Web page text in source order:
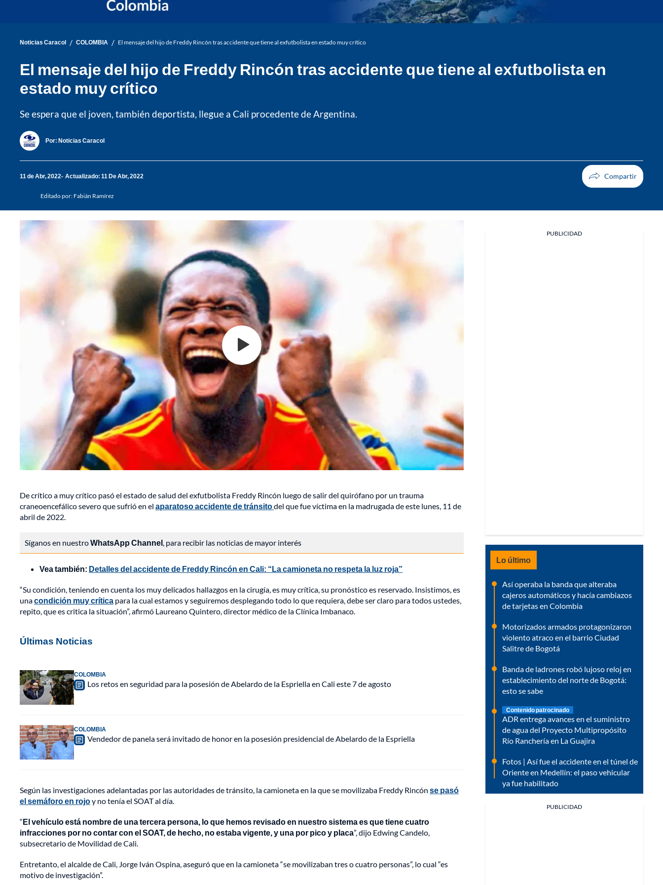
Noticias Caracol / COLOMBIA / El mensaje del hijo de Freddy Rincón tras accidente que tiene al exfutbolista en estado muy crítico
El mensaje del hijo de Freddy Rincón tras accidente que tiene al exfutbolista en
estado muy crítico
Se espera que el joven, también deportista, llegue a Cali procedente de Argentina.
Por: Noticias Caracol
11 de Abr, 2022 Actualizado: 11 De Abr, 2022
Editado por: Fabián Ramírez
De crítico a muy crítico pasó el estado de salud del exfutbolista Freddy Rincón luego de salir del quirófano por un trauma
craneoencefálico severo que sufrió en el aparatoso accidente de tránsitodel que fue víctima en la madrugada de este lunes, 11 de
abril de 2022.
Síganos en nuestroWhatsApp Channel, para recibir las noticias de mayor interés
Vea también: Detalles del accidente de Freddy Rincón en Cali: “La camioneta no respeta la luz roja”
“Su condición, teniendo en cuenta los muy delicados hallazgos en la cirugía, es muy crítica, su pronóstico es reservado. Insistimos, es
unacondición muy crítica para la cual estamos y seguiremos desplegando todo lo que requiera, debe ser claro para todos ustedes,
repito, que es critica la situación”, afirmó Laureano Quintero, director médico de la Clínica Imbanaco.
Últimas Noticias
COLOMBIA
Los retos en seguridad para la posesión de Abelardo de la Espriella en Cali este 7 de agosto
COLOMBIA
Vendedor de panela será invitado de honor en la posesión presidencial de Abelardo de la Espriella
Según las investigaciones adelantadas por las autoridades de tránsito, la camioneta en la que se movilizaba Freddy Rincón se pasó
el semáforo en rojoy no tenía el SOAT al día.
“El vehículo está nombre de una tercera persona, lo que hemos revisado en nuestro sistema es que tiene cuatro
infracciones por no contar con el SOAT, de hecho, no estaba vigente, y una por pico y placa”, dijo Edwing Candelo,
subsecretario de Movilidad de Cali.
Entretanto, el alcalde de Cali, Jorge Iván Ospina, aseguró que en la camioneta “se movilizaban tres o cuatro personas”, lo cual “es
motivo de investigación”.
PUBLICIDAD
Lo último
Así operaba la banda que alteraba
cajeros automáticos y hacía cambiazos
de tarjetas en Colombia
Motorizados armados protagonizaron
violento atraco en el barrio Ciudad
Salitre de Bogotá
Banda de ladrones robó lujoso reloj en
establecimiento del norte de Bogotá:
esto se sabe
Contenido patrocinado
ADR entrega avances en el suministro
de agua del Proyecto Multipropósito
Río Ranchería en La Guajira
Fotos | Así fue el accidente en el túnel de
Oriente en Medellín: el paso vehicular
ya fue habilitado
PUBLICIDAD